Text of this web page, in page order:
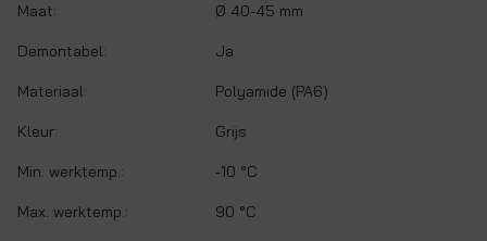
Maat: Ø 40-45 mm
Demontabel: Ja
Materiaal: Polyamide (PA6)
Kleur: Grijs
Min. werktemp.: -10 °C
Max. werktemp.: 90 °C